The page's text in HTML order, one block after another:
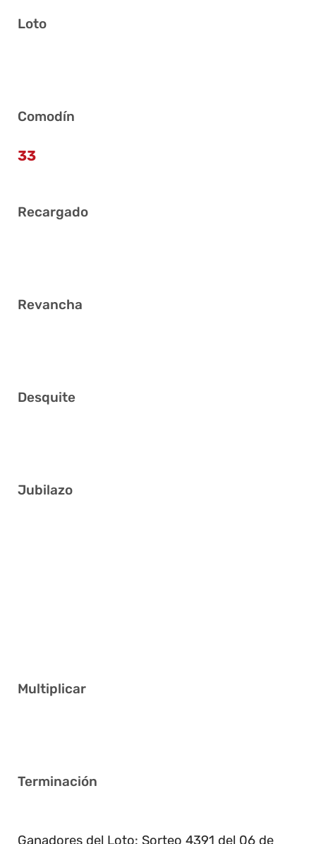
Loto
Comodín
33
Recargado
Revancha
Desquite
Jubilazo
Multiplicar
Terminación
Ganadores del Loto: Sorteo 4391 del 06 de